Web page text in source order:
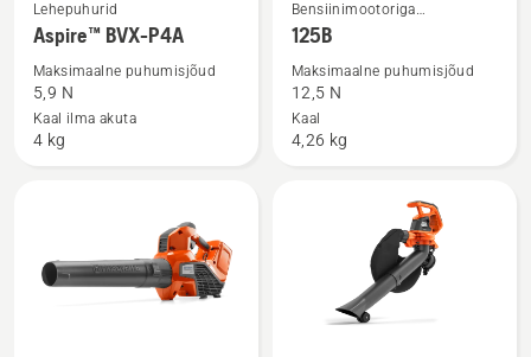
rohkem
toote
Aspire™
BVX-
Lehepuhurid
Aspire™ BVX-P4A
Maksimaalne puhumisjõud
5,9 N
Kaal ilma akuta
4 kg
rohkem
toote
125B
kohta
Bensiinimootoriga
lehepuhurid
125B
Maksimaalne puhumisjõud
12,5 N
Kaal
4,26 kg